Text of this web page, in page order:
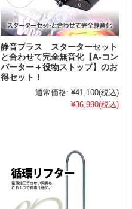
静音プラス スターターセット
と合わせて完全無音化【A-コン
バーター＋役物ストップ】のお
得セット！
通常価格: ¥41,100(税込)
¥36,990(税込)